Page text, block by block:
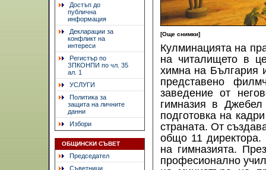
Достъп до
публична
информация
Декларации за
конфликт на
интереси
Регистър по
ЗПКОНПИ по чл. 35
ал. 1
УСЛУГИ
Политика за
защита на личните
данни
Избори
ОБЩИНСКИ СЪВЕТ
Председател
Съветници
[Още снимки]
Кулминацията на
на читалището в
химна на България
представено
заведение от
гимназия в
подготовка на
страната. От
общо 11 директора.
на гимназията.
професионално